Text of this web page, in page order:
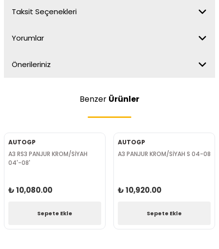
Taksit Seçenekleri
Yorumlar
Önerileriniz
Benzer Ürünler
AUTOGP
A3 RS3 PANJUR KROM/SİYAH
04'-08'
₺ 10,080.00
Sepete Ekle
AUTOGP
A3 PANJUR KROM/SİYAH S 04-08
₺ 10,920.00
Sepete Ekle